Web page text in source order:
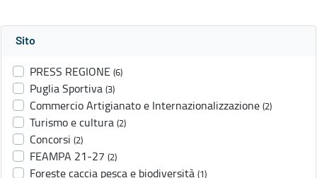
Sito
PRESS REGIONE (6)
Puglia Sportiva (3)
Commercio Artigianato e Internazionalizzazione (2)
Turismo e cultura (2)
Concorsi (2)
FEAMPA 21-27 (2)
Foreste caccia pesca e biodiversità (1)